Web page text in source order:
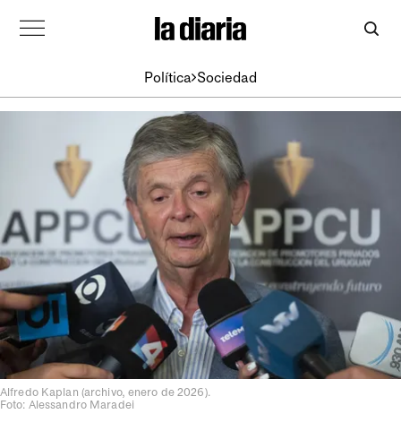
Política Sociedad
Alfredo Kaplan (archivo, enero de 2026).
Foto: Alessandro Maradei